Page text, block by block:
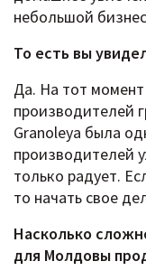
небольшой
То есть вы
Да. На тот
производителей
Granoleya была
производителей
только радует.
то начать свое
Насколько
для Молдовы